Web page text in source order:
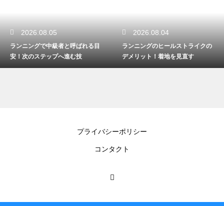
2026.08.04
ランニングのヒールストライクの
デメリット！着地を見直す
2026.08.03
マラソンの距離の正確な測り方と
は？公認コースの厳しい裏
プライバシーポリシー
コンタクト